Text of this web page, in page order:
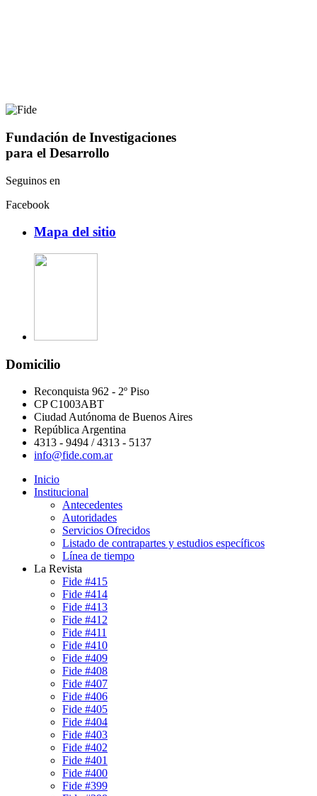
Fundación de Investigaciones
para el Desarrollo
Seguinos en
Facebook
Mapa del sitio
Domicilio
Reconquista 962 - 2º Piso
CP C1003ABT
Ciudad Autónoma de Buenos Aires
República Argentina
4313 - 9494 / 4313 - 5137
info@fide.com.ar
Inicio
Institucional
Antecedentes
Autoridades
Servicios Ofrecidos
Listado de contrapartes y estudios específicos
Línea de tiempo
La Revista
Fide #415
Fide #414
Fide #413
Fide #412
Fide #411
Fide #410
Fide #409
Fide #408
Fide #407
Fide #406
Fide #405
Fide #404
Fide #403
Fide #402
Fide #401
Fide #400
Fide #399